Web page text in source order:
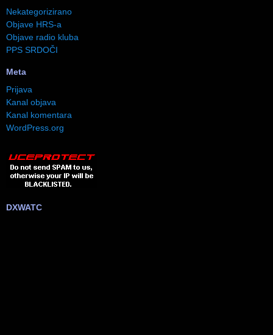
Nekategorizirano
Objave HRS-a
Objave radio kluba
PPS SRDOČI
Meta
Prijava
Kanal objava
Kanal komentara
WordPress.org
DXWATC